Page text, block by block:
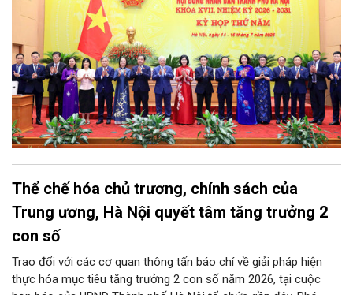
Thể chế hóa chủ trương, chính sách của
Trung ương, Hà Nội quyết tâm tăng trưởng 2
con số
Trao đổi với các cơ quan thông tấn báo chí về giải pháp hiện
thực hóa mục tiêu tăng trưởng 2 con số năm 2026, tại cuộc